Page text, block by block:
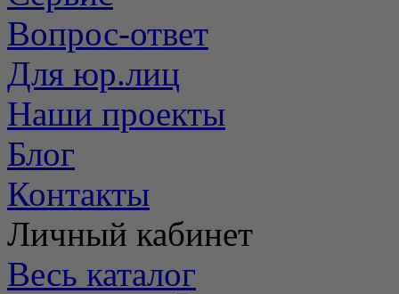
Вопрос-ответ
Для юр.лиц
Наши проекты
Блог
Контакты
Личный кабинет
Весь каталог